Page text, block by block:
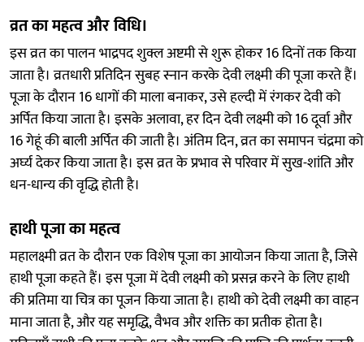
व्रत का महत्व और विधि।
इस व्रत का पालन भाद्रपद शुक्ल अष्टमी से शुरू होकर 16 दिनों तक किया
जाता है। व्रतधारी प्रतिदिन सुबह स्नान करके देवी लक्ष्मी की पूजा करते हैं।
पूजा के दौरान 16 धागों की माला बनाकर, उसे हल्दी में रंगकर देवी को
अर्पित किया जाता है। इसके अलावा, हर दिन देवी लक्ष्मी को 16 दूर्वा और
16 गेहूं की बाली अर्पित की जाती है। अंतिम दिन, व्रत का समापन चंद्रमा को
अर्घ्य देकर किया जाता है। इस व्रत के प्रभाव से परिवार में सुख-शांति और
धन-धान्य की वृद्धि होती है।
हाथी पूजा का महत्व
महालक्ष्मी व्रत के दौरान एक विशेष पूजा का आयोजन किया जाता है, जिसे
हाथी पूजा कहते हैं। इस पूजा में देवी लक्ष्मी को प्रसन्न करने के लिए हाथी
की प्रतिमा या चित्र का पूजन किया जाता है। हाथी को देवी लक्ष्मी का वाहन
माना जाता है, और यह समृद्धि, वैभव और शक्ति का प्रतीक होता है।